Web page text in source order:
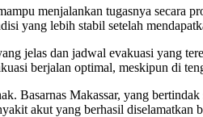
menjalankan tugasnya secara
yang lebih stabil setelah
jelas dan jadwal evakuasi yang
berjalan optimal, meskipun di
Basarnas Makassar, yang
akut yang berhasil diselamatkan